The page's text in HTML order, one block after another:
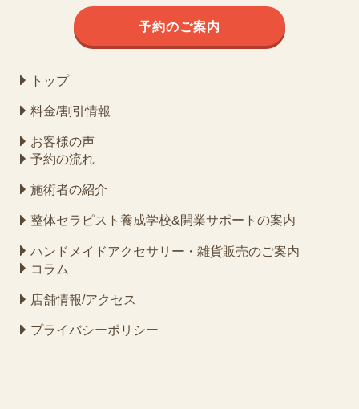
予約のご案内
トップ
料金/割引情報
お客様の声
予約の流れ
施術者の紹介
整体セラピスト養成学校&開業サポートの案内
ハンドメイドアクセサリー・雑貨販売のご案内
コラム
店舗情報/アクセス
プライバシーポリシー